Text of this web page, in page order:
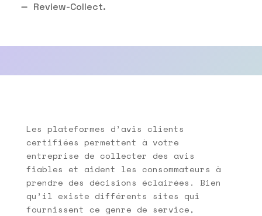
Review-Collect.
Les plateformes d’avis clients
certifiées permettent à votre
entreprise de collecter des avis
fiables et aident les consommateurs à
prendre des décisions éclairées. Bien
qu’il existe différents sites qui
fournissent ce genre de service,